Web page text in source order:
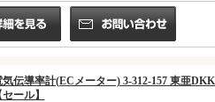
伝導率計(ECメーター) 3-312-157 東亜
ール】